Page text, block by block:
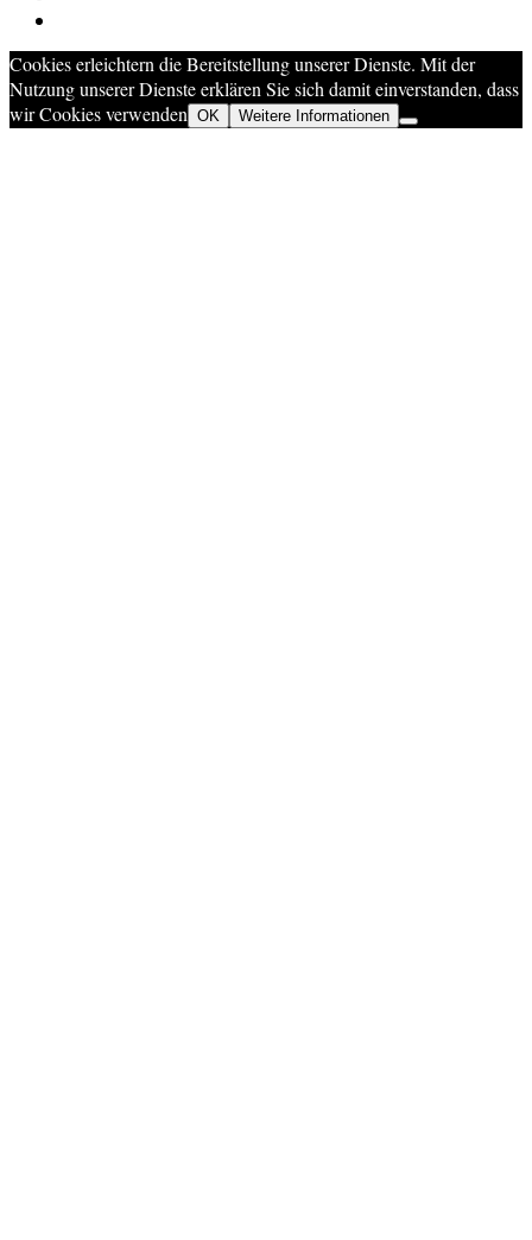
Cookies erleichtern die Bereitstellung unserer Dienste. Mit der
Nutzung unserer Dienste erklären Sie sich damit einverstanden, dass
wir Cookies verwenden OK Weitere Informationen